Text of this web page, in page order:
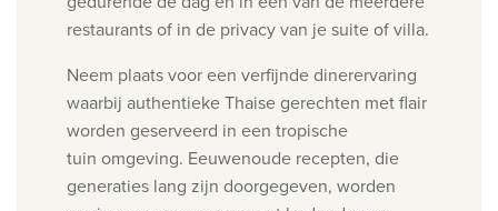
restaurants of in de privacy van je suite of villa.
Neem plaats voor een verfijnde dinerervaring
waarbij authentieke Thaise gerechten met flair
worden geserveerd in een tropische
tuin omgeving. Eeuwenoude recepten, die
generaties lang zijn doorgegeven, worden